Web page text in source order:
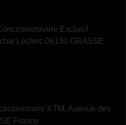
Exclusif
Leclerc 06130 GRASSE
KTM, Avenue des
France